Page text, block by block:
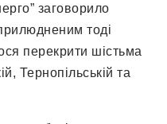
заговорило
тоді
перекрити шістьма
Тернопільській та